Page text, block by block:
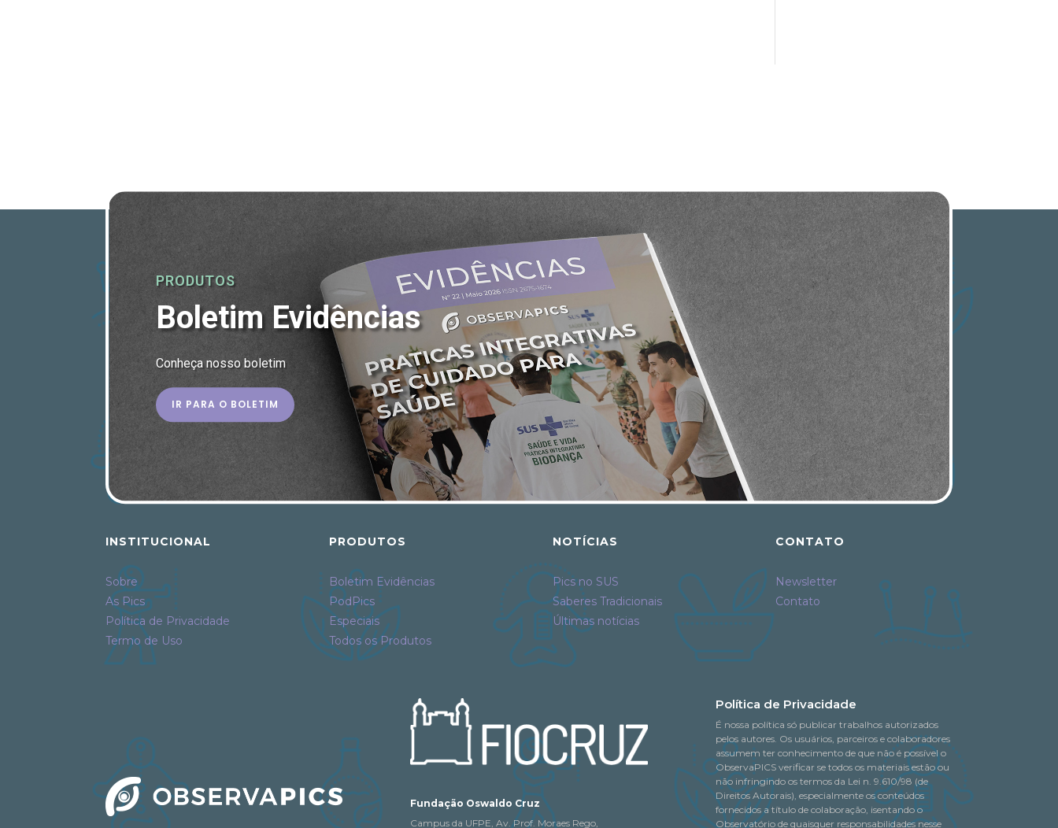
PRODUTOS
Boletim Evidências
Conheça nosso boletim
IR PARA O BOLETIM
INSTITUCIONAL
Sobre
As Pics
Política de Privacidade
Termo de Uso
PRODUTOS
Boletim Evidências
PodPics
Especiais
Todos os Produtos
NOTÍCIAS
Pics no SUS
Saberes Tradicionais
Últimas notícias
CONTATO
Newsletter
Contato
Fundação Oswaldo Cruz
Campus da UFPE, Av. Prof. Moraes Rego,
Política de Privacidade
É nossa política só publicar trabalhos autorizados
pelos autores. Os usuários, parceiros e colaboradores
assumem ter conhecimento de que não é possível o
ObservaPICS verificar se todos os materiais estão ou
não infringindo os termos da Lei n. 9.610/98 (de
Direitos Autorais), especialmente os conteúdos
fornecidos a título de colaboração, isentando o
Observatório de quaisquer responsabilidades nesse